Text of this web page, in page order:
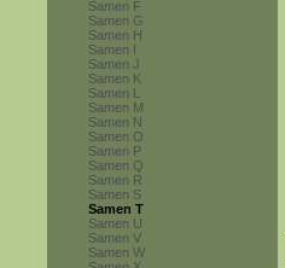
Samen F
Samen G
Samen H
Samen I
Samen J
Samen K
Samen L
Samen M
Samen N
Samen O
Samen P
Samen Q
Samen R
Samen S
Samen T
Samen U
Samen V
Samen W